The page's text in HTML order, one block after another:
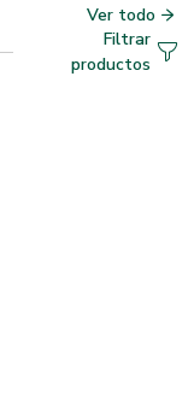
Ver todo
Filtrar
productos